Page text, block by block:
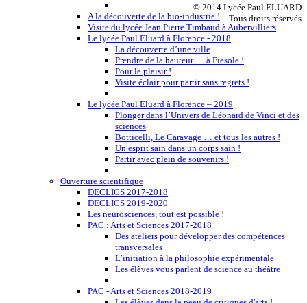
A la découverte de la bio-industrie !
Visite du lycée Jean Pierre Timbaud à Aubervilliers
Le lycée Paul Eluard à Florence - 2018
La découverte d’une ville
Prendre de la hauteur … à Fiesole !
Pour le plaisir !
Visite éclair pour partir sans regrets !
Le lycée Paul Eluard à Florence – 2019
Plonger dans l’Univers de Léonard de Vinci et des
sciences
Botticelli, Le Caravage … et tous les autres !
Un esprit sain dans un corps sain !
Partir avec plein de souvenirs !
Ouverture scientifique
DECLICS 2017-2018
DECLICS 2019-2020
Les neurosciences, tout est possible !
PAC : Arts et Sciences 2017-2018
Des ateliers pour développer des compétences
transversales
L’initiation à la philosophie expérimentale
Les élèves vous parlent de science au théâtre
PAC - Arts et Sciences 2018-2019
© 2014 Lycée Paul ELUARD
Tous droits réservés